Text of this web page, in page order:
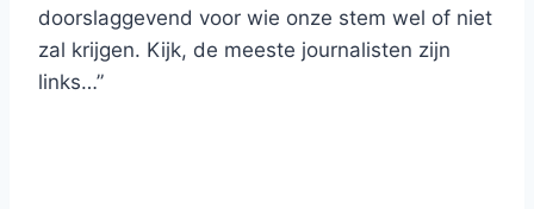
doorslaggevend voor wie onze stem wel of niet
zal krijgen. Kijk, de meeste journalisten zijn
links…”